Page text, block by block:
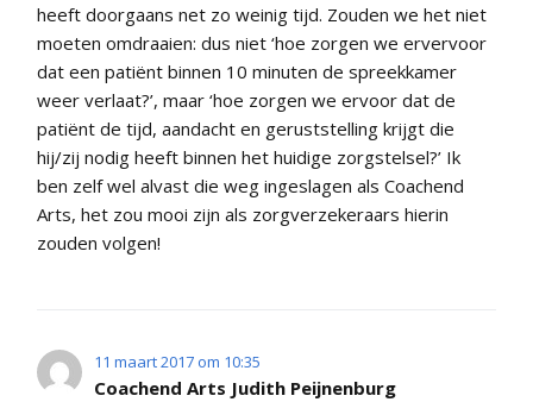
heeft doorgaans net zo weinig tijd. Zouden we het niet
moeten omdraaien: dus niet ‘hoe zorgen we ervervoor
dat een patiënt binnen 10 minuten de spreekkamer
weer verlaat?’, maar ‘hoe zorgen we ervoor dat de
patiënt de tijd, aandacht en geruststelling krijgt die
hij/zij nodig heeft binnen het huidige zorgstelsel?’ Ik
ben zelf wel alvast die weg ingeslagen als Coachend
Arts, het zou mooi zijn als zorgverzekeraars hierin
zouden volgen!
11 maart 2017 om 10:35
Coachend Arts Judith Peijnenburg